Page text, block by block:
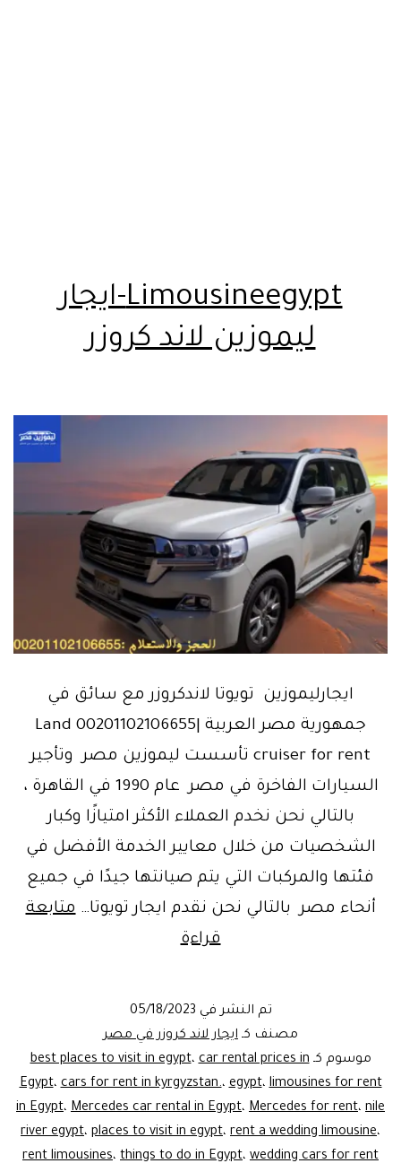
Limousineegypt-ايجار
ليموزين لاند كروزر
ايجارليموزين تويوتا لاندكروزر مع سائق في
جمهورية مصر العربية |00201102106655 Land
cruiser for rent تأسست ليموزين مصر وتأجير
السيارات الفاخرة في مصر عام 1990 في القاهرة ،
بالتالي نحن نخدم العملاء الأكثر امتيازًا وكبار
الشخصيات من خلال معايير الخدمة الأفضل في
فئتها والمركبات التي يتم صيانتها جيدًا في جميع
أنحاء مصر بالتالي نحن نقدم ايجار تويوتا…متابعة
قراءة
ليموزين
لاند
كروزر
تم النشر في 05/18/2023
مصنف كـ ايجار لاند كروزر في مصر
موسوم كـ
best places to visit in egypt،car rental prices in
Egypt،cars for rent in kyrgyzstan.،egypt،limousines for rent
in Egypt، Mercedes car rental in Egypt، Mercedes for rent، nile
river egypt، places to visit in egypt، rent a wedding limousine،
rent limousines، things to do in Egypt، wedding cars for rent